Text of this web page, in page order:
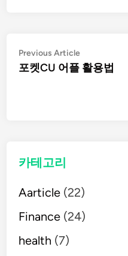
글
Previous ArticlePrevious
article:
포켓CU 어플 활용법
카테고리
Aarticle (22)
Finance (24)
health (7)